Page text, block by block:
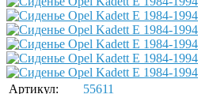
Артикул:
55611